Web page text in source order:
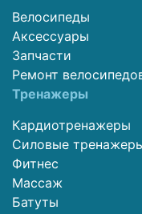
Велосипеды
Аксессуары
Запчасти
Ремонт
Тренажеры
Кардиотренажеры
Силовые
Фитнес
Массаж
Батуты